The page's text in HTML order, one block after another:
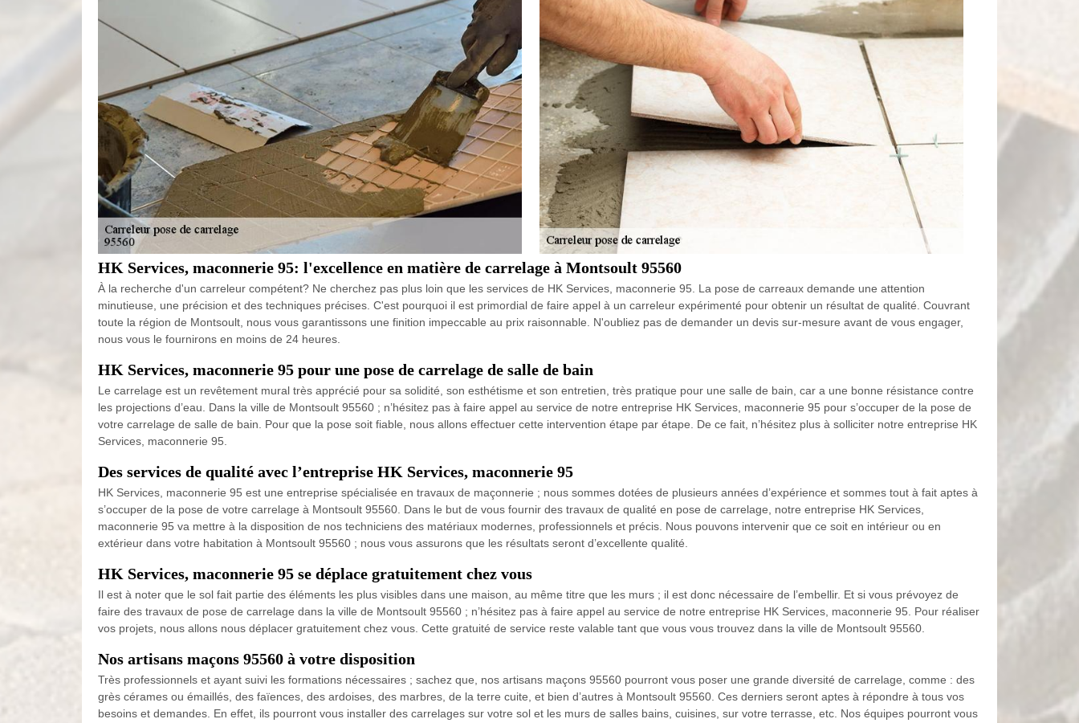
HK Services, maconnerie 95: l'excellence en matière de carrelage à Montsoult 95560
À la recherche d'un carreleur compétent? Ne cherchez pas plus loin que les services de HK Services, maconnerie 95. La pose de carreaux demande une attention
minutieuse, une précision et des techniques précises. C'est pourquoi il est primordial de faire appel à un carreleur expérimenté pour obtenir un résultat de qualité. Couvrant
toute la région de Montsoult, nous vous garantissons une finition impeccable au prix raisonnable. N'oubliez pas de demander un devis sur-mesure avant de vous engager,
nous vous le fournirons en moins de 24 heures.
HK Services, maconnerie 95 pour une pose de carrelage de salle de bain
Le carrelage est un revêtement mural très apprécié pour sa solidité, son esthétisme et son entretien, très pratique pour une salle de bain, car a une bonne résistance contre
les projections d’eau. Dans la ville de Montsoult 95560 ; n’hésitez pas à faire appel au service de notre entreprise HK Services, maconnerie 95 pour s’occuper de la pose de
votre carrelage de salle de bain. Pour que la pose soit fiable, nous allons effectuer cette intervention étape par étape. De ce fait, n’hésitez plus à solliciter notre entreprise HK
Services, maconnerie 95.
Des services de qualité avec l’entreprise HK Services, maconnerie 95
HK Services, maconnerie 95 est une entreprise spécialisée en travaux de maçonnerie ; nous sommes dotées de plusieurs années d’expérience et sommes tout à fait aptes à
s’occuper de la pose de votre carrelage à Montsoult 95560. Dans le but de vous fournir des travaux de qualité en pose de carrelage, notre entreprise HK Services,
maconnerie 95 va mettre à la disposition de nos techniciens des matériaux modernes, professionnels et précis. Nous pouvons intervenir que ce soit en intérieur ou en
extérieur dans votre habitation à Montsoult 95560 ; nous vous assurons que les résultats seront d’excellente qualité.
HK Services, maconnerie 95 se déplace gratuitement chez vous
Il est à noter que le sol fait partie des éléments les plus visibles dans une maison, au même titre que les murs ; il est donc nécessaire de l’embellir. Et si vous prévoyez de
faire des travaux de pose de carrelage dans la ville de Montsoult 95560 ; n’hésitez pas à faire appel au service de notre entreprise HK Services, maconnerie 95. Pour réaliser
vos projets, nous allons nous déplacer gratuitement chez vous. Cette gratuité de service reste valable tant que vous vous trouvez dans la ville de Montsoult 95560.
Nos artisans maçons 95560 à votre disposition
Très professionnels et ayant suivi les formations nécessaires ; sachez que, nos artisans maçons 95560 pourront vous poser une grande diversité de carrelage, comme : des
grès cérames ou émaillés, des faïences, des ardoises, des marbres, de la terre cuite, et bien d’autres à Montsoult 95560. Ces derniers seront aptes à répondre à tous vos
besoins et demandes. En effet, ils pourront vous installer des carrelages sur votre sol et les murs de salles bains, cuisines, sur votre terrasse, etc. Nos équipes pourront vous